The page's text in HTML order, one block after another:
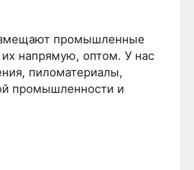
промышленные
напрямую, оптом. У нас
пиломатериалы,
промышленности и